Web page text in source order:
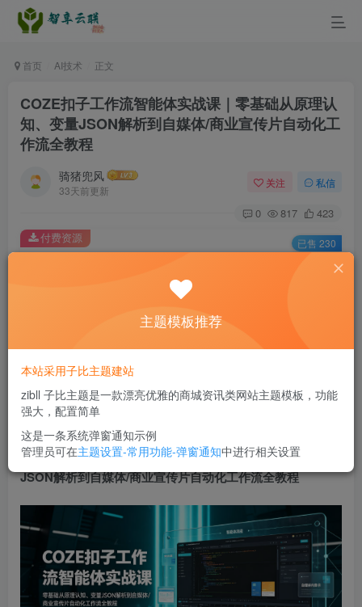
首页 AI技术 正文
COZE扣子工作流智能体实战课｜零基础从原理认
知、变量JSON解析到自媒体/商业宣传片自动化工
作流全教程
骑猪兜风
33天前更新
关注 私信
0 817 423
此内容为付费资源，请付费后查看
￥9.9
您当前未登录！建议登陆后购买，可保存购买订单
付费资源 已售 230
COZE扣子工作流智能体实战课｜零基础从原理认知、变量
JSON解析到自媒体/商业宣传片自动化工作流全教程
主题模板推荐
本站采用子比主题建站
zibll 子比主题是一款漂亮优雅的商城资讯类网站主题模板，功能
强大，配置简单
这是一条系统弹窗通知示例
管理员可在主题设置-常用功能-弹窗通知中进行相关设置